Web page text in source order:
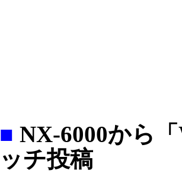
■ NX-6000から
ッチ投稿